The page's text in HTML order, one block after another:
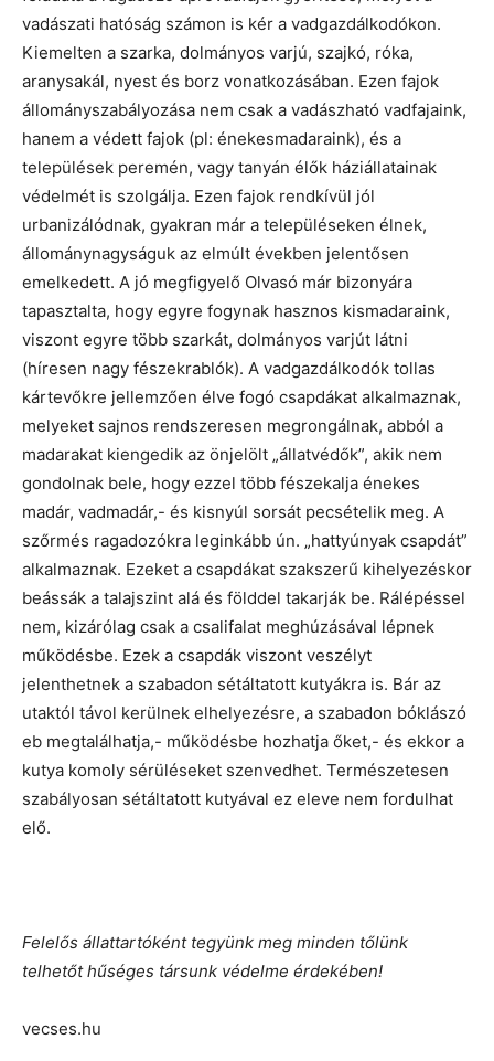
vadászati hatóság számon is kér a vadgazdálkodókon.
Kiemelten a szarka, dolmányos varjú, szajkó, róka,
aranysakál, nyest és borz vonatkozásában. Ezen fajok
állományszabályozása nem csak a vadászható vadfajaink,
hanem a védett fajok (pl: énekesmadaraink), és a
települések peremén, vagy tanyán élők háziállatainak
védelmét is szolgálja. Ezen fajok rendkívül jól
urbanizálódnak, gyakran már a településeken élnek,
állománynagyságuk az elmúlt években jelentősen
emelkedett. A jó megfigyelő Olvasó már bizonyára
tapasztalta, hogy egyre fogynak hasznos kismadaraink,
viszont egyre több szarkát, dolmányos varjút látni
(híresen nagy fészekrablók). A vadgazdálkodók tollas
kártevőkre jellemzően élve fogó csapdákat alkalmaznak,
melyeket sajnos rendszeresen megrongálnak, abból a
madarakat kiengedik az önjelölt „állatvédők”, akik nem
gondolnak bele, hogy ezzel több fészekalja énekes
madár, vadmadár,- és kisnyúl sorsát pecsételik meg. A
szőrmés ragadozókra leginkább ún. „hattyúnyak csapdát”
alkalmaznak. Ezeket a csapdákat szakszerű kihelyezéskor
beássák a talajszint alá és földdel takarják be. Rálépéssel
nem, kizárólag csak a csalifalat meghúzásával lépnek
működésbe. Ezek a csapdák viszont veszélyt
jelenthetnek a szabadon sétáltatott kutyákra is. Bár az
utaktól távol kerülnek elhelyezésre, a szabadon bóklászó
eb megtalálhatja,- működésbe hozhatja őket,- és ekkor a
kutya komoly sérüléseket szenvedhet. Természetesen
szabályosan sétáltatott kutyával ez eleve nem fordulhat
elő.
Felelős állattartóként tegyünk meg minden tőlünk
telhetőt hűséges társunk védelme érdekében!
vecses.hu